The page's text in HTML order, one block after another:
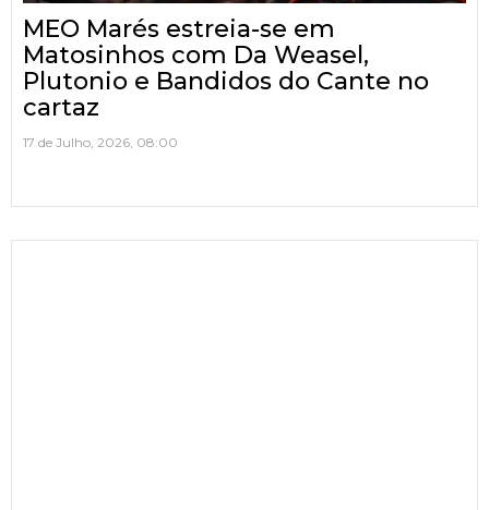
MEO Marés estreia-se em
Matosinhos com Da Weasel,
Plutonio e Bandidos do Cante no
cartaz
17 de Julho, 2026, 08:00